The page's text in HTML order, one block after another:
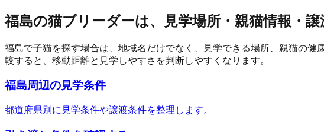
福島の猫ブリーダーは、見学場所・親猫情報・
福島で子猫を探す場合は、地域名だけでなく、見学できる場所、親猫の
較すると、移動距離と見学しやすさを判断しやすくなります。
福島周辺の見学条件
都道府県別に見学条件や譲渡条件を整理します。